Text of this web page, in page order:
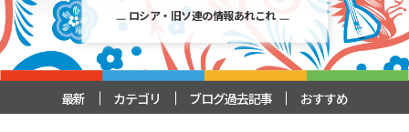
ロシア・旧ソ連の情報あれこれ
最新 カテゴリ ブログ過去記事 おすすめ